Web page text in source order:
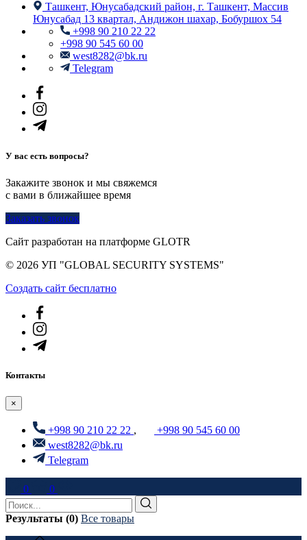
Ташкент, Юнусабадский район, г. Ташкент, Массив
Юнусабад 13 квартал, Андижон шахар, Бобуршох 54
+998 90 210 22 22
+998 90 545 60 00
west8282@bk.ru
Telegram
У вас есть вопросы?
Закажите звонок и мы свяжемся
с вами в ближайшее время
Заказать звонок
Сайт разработан на платформе GLOTR
© 2026 УП "GLOBAL SECURITY SYSTEMS"
Создать cайт бесплатно
Контакты
×
+998 90 210 22 22 ,
+998 90 545 60 00
west8282@bk.ru
Telegram
0 0
Результаты (0) Все товары